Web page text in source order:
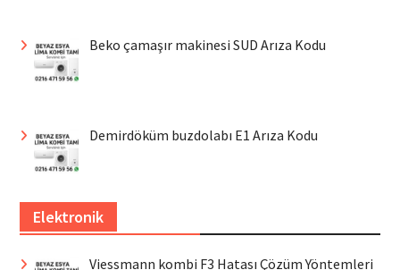
Beko çamaşır makinesi SUD Arıza Kodu
Demirdöküm buzdolabı E1 Arıza Kodu
Elektronik
Viessmann kombi F3 Hatası Çözüm Yöntemleri